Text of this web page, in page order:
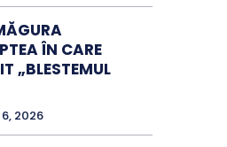
ÎN CARE
„BLESTEMUL
2026